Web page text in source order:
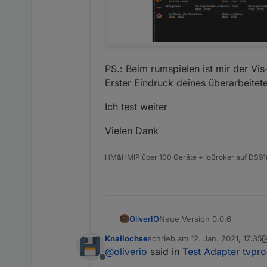
PS.: Beim rumspielen ist mir der
Erster Eindruck deines
Ich test weiter
Vielen Dank
HM&HMIP über 100 Geräte + IoBroker auf
OliverIONeue Version 0.0.6
Umstellung auf Client/
Reduzierung der
Das Widget läuft nun
Offline
Knallochseschrieb am 12. Jan. 2021, 17:35
zuletzt editiert von Knallochse
@oliverio said in Test Adapter